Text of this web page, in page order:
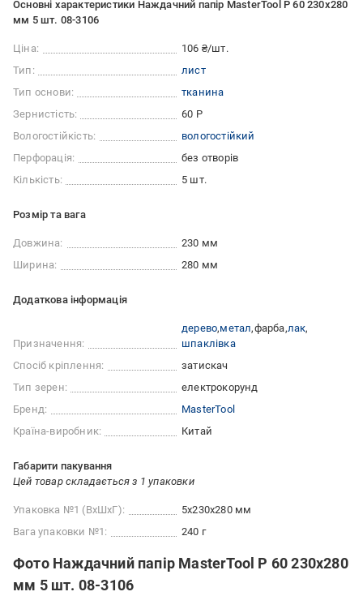
Основні характеристики Наждачний папір MasterTool Р 60 230x280
мм 5 шт. 08-3106
Ціна:
106 ₴/шт.
Тип:
лист
Тип основи:
тканина
Зернистість:
60 Р
Вологостійкість:
вологостійкий
Перфорація:
без отворів
Кількість:
5 шт.
Розмір та вага
Довжина:
230 мм
Ширина:
280 мм
Додаткова інформація
Призначення:
дерево метал фарба лак
шпаклівка
Спосіб кріплення:
затискач
Тип зерен:
електрокорунд
Бренд:
MasterTool
Країна-виробник:
Китай
Габарити пакування
Цей товар складається з 1 упаковки
Упаковка №1 (ВхШхГ):
5x230x280 мм
Вага упаковки №1:
240 г
Фото Наждачний папір MasterTool Р 60 230x280
мм 5 шт. 08-3106